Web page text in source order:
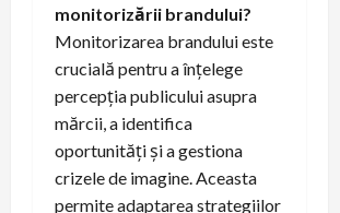
monitorizării brandului?
Monitorizarea brandului este
crucială pentru a înțelege
percepția publicului asupra
mărcii, a identifica
oportunități și a gestiona
crizele de imagine. Aceasta
permite adaptarea strategiilor